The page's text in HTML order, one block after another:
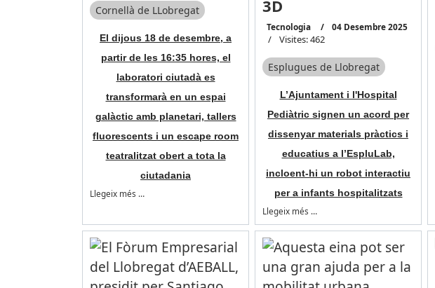
Cornellà de LLobregat
El dijous 18 de desembre, a
partir de les 16:35 hores, el
laboratori ciutadà es
transformarà en un espai
galàctic amb planetari, tallers
fluorescents i un escape room
teatralitzat obert a tota la
ciutadania
Llegeix més …
3D
Tecnologia 04 Desembre 2025
Visites: 462
Esplugues de Llobregat
L’Ajuntament i l'Hospital
Pediàtric signen un acord per
dissenyar materials pràctics i
educatius a l’EspluLab,
incloent-hi un robot interactiu
per a infants hospitalitzats
Llegeix més …